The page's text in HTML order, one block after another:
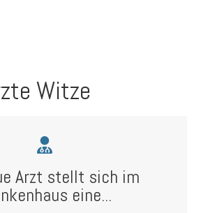
Witze
Arzt stellt sich im
eine...